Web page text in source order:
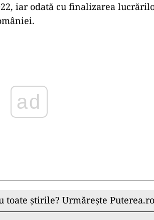
iar odată cu finalizarea
ad
știrile? Urmărește